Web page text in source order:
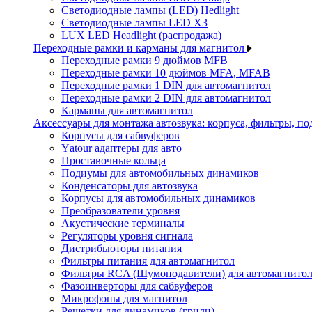
Светодиодные лампы (LED) Hedlight
Светодиодные лампы LED X3
LUX LED Headlight (распродажа)
Переходные рамки и карманы для магнитол
Переходные рамки 9 дюймов MFB
Переходные рамки 10 дюймов MFA, MFAB
Переходные рамки 1 DIN для автомагнитол
Переходные рамки 2 DIN для автомагнитол
Карманы для автомагнитол
Аксессуары для монтажа автозвука: корпуса, фильтры,
Корпусы для сабвуферов
Yаtour адаптеры для авто
Проставочные кольца
Подиумы для автомобильных динамиков
Конденсаторы для автозвука
Корпусы для автомобильных динамиков
Преобразователи уровня
Акустические терминалы
Регуляторы уровня сигнала
Дистрибьюторы питания
Фильтры питания для автомагнитол
Фильтры RCA (Шумоподавители) для автомагнитол
Фазоинверторы для сабвуферов
Микрофоны для магнитол